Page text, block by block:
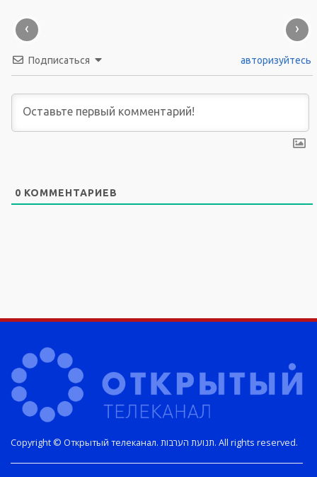
‹ ›
Подписаться авторизуйтесь
0 КОММЕНТАРИЕВ
Copyright © Открытый телеканал. תנועת הערבות. All rights reserved.